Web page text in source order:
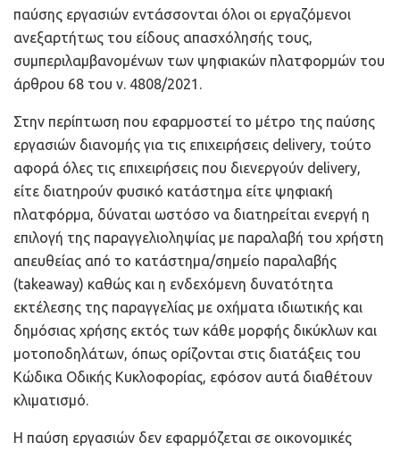
παύσης εργασιών εντάσσονται όλοι οι εργαζόμενοι
ανεξαρτήτως του είδους απασχόλησής τους,
συμπεριλαμβανομένων των ψηφιακών πλατφορμών του
άρθρου 68 του ν. 4808/2021.
Στην περίπτωση που εφαρμοστεί το μέτρο της παύσης
εργασιών διανομής για τις επιχειρήσεις delivery, τούτο
αφορά όλες τις επιχειρήσεις που διενεργούν delivery,
είτε διατηρούν φυσικό κατάστημα είτε ψηφιακή
πλατφόρμα, δύναται ωστόσο να διατηρείται ενεργή η
επιλογή της παραγγελιοληψίας με παραλαβή του χρήστη
απευθείας από το κατάστημα/σημείο παραλαβής
(takeaway) καθώς και η ενδεχόμενη δυνατότητα
εκτέλεσης της παραγγελίας με οχήματα ιδιωτικής και
δημόσιας χρήσης εκτός των κάθε μορφής δικύκλων και
μοτοποδηλάτων, όπως ορίζονται στις διατάξεις του
Κώδικα Οδικής Κυκλοφορίας, εφόσον αυτά διαθέτουν
κλιματισμό.
Η παύση εργασιών δεν εφαρμόζεται σε οικονομικές